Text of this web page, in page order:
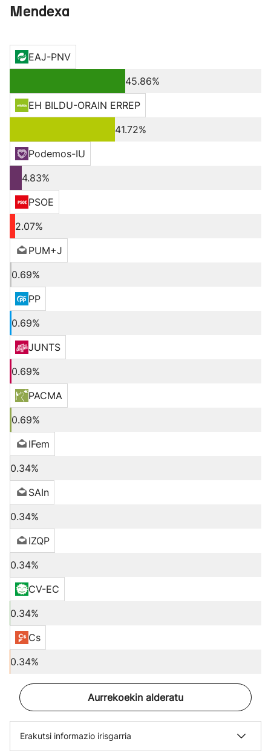
Mendexa
EAJ-PNV
45.86%
EH BILDU-ORAIN ERREP
41.72%
Podemos-IU
4.83%
PSOE
2.07%
PUM+J
0.69%
PP
0.69%
JUNTS
0.69%
PACMA
0.69%
IFem
0.34%
SAIn
0.34%
IZQP
0.34%
CV-EC
0.34%
Cs
0.34%
Aurrekoekin alderatu
Erakutsi informazio irisgarria